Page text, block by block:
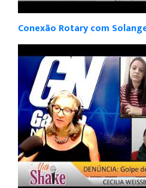
Conexão Rotary com